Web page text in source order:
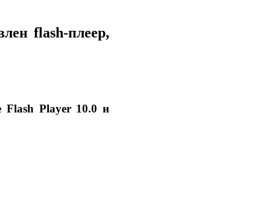
flash-плеер,
Flash Player 10.0 и